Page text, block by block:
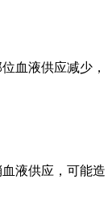
血液供应减少，
液供应，可能造